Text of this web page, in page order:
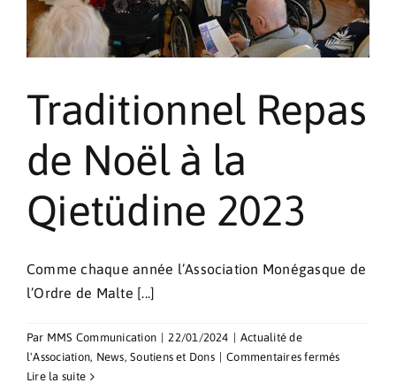
Traditionnel Repas
de Noël à la
Qietüdine 2023
Comme chaque année l’Association Monégasque de
l’Ordre de Malte [...]
Par MMS Communication 22/01/2024
Actualité de
l'Association, News,Soutiens et Dons Commentaires ferméssur
Lire la suite